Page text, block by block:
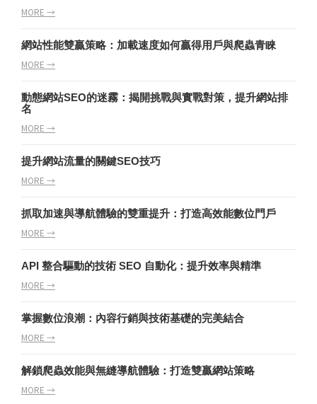
MORE →
網站性能雙贏策略：加載速度如何贏得用戶與爬蟲青睞
MORE →
動態網站SEO的迷霧：揭開挑戰與實戰對策，提升網站排
名
MORE →
提升網站流量的關鍵SEO技巧
MORE →
抓取加速與導航體驗的雙重提升：打造高效能數位門戶
MORE →
API 整合驅動的技術 SEO 自動化：提升效率與精準
MORE →
掌握數位浪潮：內容行銷與技術基礎的完美結合
MORE →
解鎖爬蟲效能與無縫導航體驗：打造雙贏網站策略
MORE →